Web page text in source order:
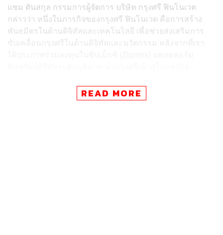
แซม ตันสกุล กรรมการผู้จัดการ บริษัท กรุงศรี ฟินโนเวต
กล่าวว่า หนึ่งในภารกิจของกรุงศรี ฟินโนเวต คือการสร้าง
พันธมิตรในด้านดิจิทัลและเทคโนโลยี เพื่อช่วยส่งเสริมการ
ขับเคลื่อนกรุงศรีในด้านดิจิทัลและนวัตกรรม หลังจากที่เรา
โนเวต และ เอ็กซ์สปริงฯ ซึ่งมีบริษัทในเครือเป็นบริษัทที่มี
ความรู้และความเชี่ยวชาญในการเสนอขายโทเคนดิจิทัล จึง
READ MORE